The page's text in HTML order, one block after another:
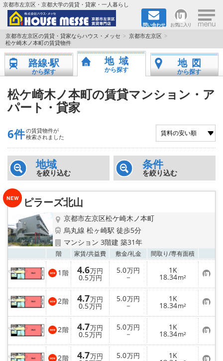
京都市左京区・京都大学の賃貸・貸家・一人暮らし
問い合わせ お気に入り ×
TOPページ
地図から検索
京都大学＆京都芸術大学生さんに
書類DL & 入居者さまへ
家族で住むならマンション？賃家？
一人暮らしの物件特集
ペット相談OKの賃貸！
特選物件
ハウスメーカー施工特集！
路線·駅から探す
IT重説について
スタッフ紹介
賃貸管理の北白川店
京都市左京区の賃貸・貸家ならハウス・メッセ
京都市左京区
松ケ崎木ノ本町の賃貸物件
路線·駅
から探す
地域
から探す
地図
から探す
松ケ崎木ノ本町の賃貸マンション・ア
パート・貸家
6件の賃貸物件が
検索されました
地域
を絞り込む
条件
を絞り込む
ピラーズ北山
京都市左京区松ケ崎木ノ本町
烏丸線 松ヶ崎駅 徒歩5分
マンション 3階建 築31年
階 家賃/共益費 敷金/礼金 間取り/専有面積
1 階 4.6万円
0.5万円
5.0万円
－
1K
18.34m² お
気
に
入
り
登
録
2階 4.7万円
0.5万円
5.0万円
－
1K
18.34m² お
気
に
入
り
登
録
2階 4.7万円
0.5万円
5.0万円
－
1K
18.34m² お
気
に
入
2階 4.7万円 5.0万円 1K